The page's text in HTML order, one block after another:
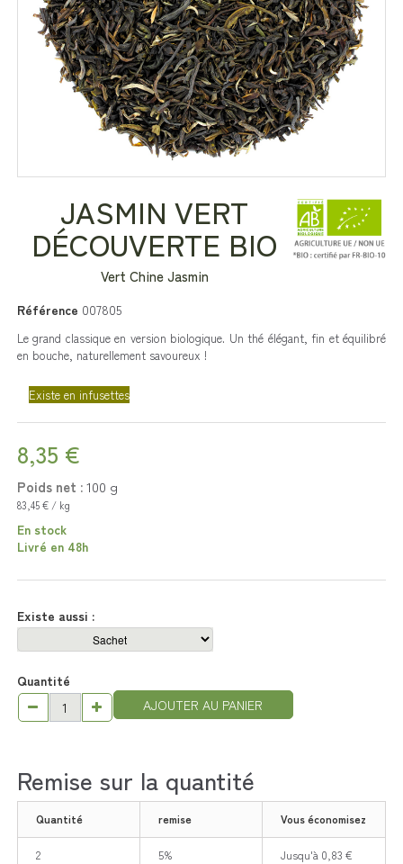
JASMIN VERT
DÉCOUVERTE BIO
Vert Chine Jasmin
Référence 007805
Le grand classique en version biologique. Un thé élégant, fin et équilibré
en bouche, naturellement savoureux !
Existe en infusettes
8,35 €
Poids net : 100 g
83,45 € / kg
En stock
Livré en 48h
Existe aussi :
Quantité
AJOUTER AU PANIER
Remise sur la quantité
Quantité remise Vous économisez
2 5% Jusqu'à 0,83 €